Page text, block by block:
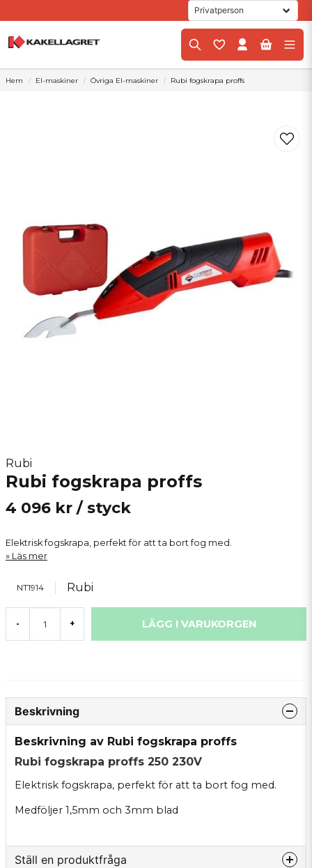
Hem El-maskiner Övriga El-maskiner Rubi fogskrapa proffs
Rubi
Rubi fogskrapa proffs
4 096 kr / styck
Elektrisk fogskrapa, perfekt för att ta bort fog med.
Läs mer
NT1914 Rubi
- + LÄGG I VARUKORGEN
Beskrivning
Beskrivning av Rubi fogskrapa proffs
Rubi fogskrapa proffs 250 230V
Elektrisk fogskrapa, perfekt för att ta bort fog med.
Medföljer 1,5mm och 3mm blad
Ställ en produktfråga